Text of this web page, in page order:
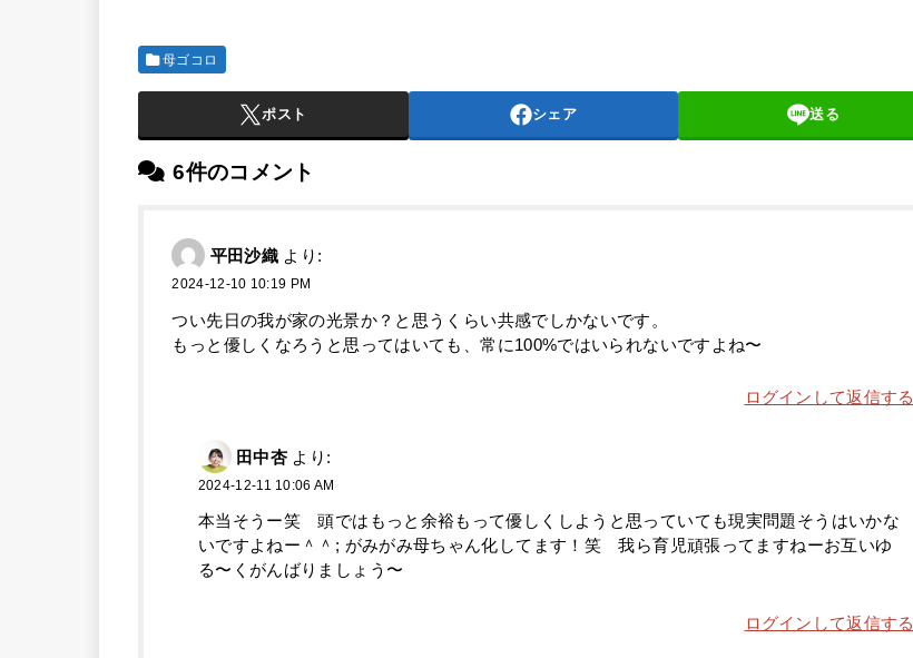
母ゴコロ
ポスト シェア 送る
6件のコメント
平田沙織 より:
2024-12-10 10:19 PM
つい先日の我が家の光景か？と思うくらい共感でしかないです。
もっと優しくなろうと思ってはいても、常に100%ではいられないですよね〜
ログインして返信する
田中杏 より:
2024-12-11 10:06 AM
本当そうー笑 頭ではもっと余裕もって優しくしようと思っていても現実問題そうはいかな
いですよねー＾＾; がみがみ母ちゃん化してます！笑 我ら育児頑張ってますねーお互いゆ
る〜くがんばりましょう〜
ログインして返信する